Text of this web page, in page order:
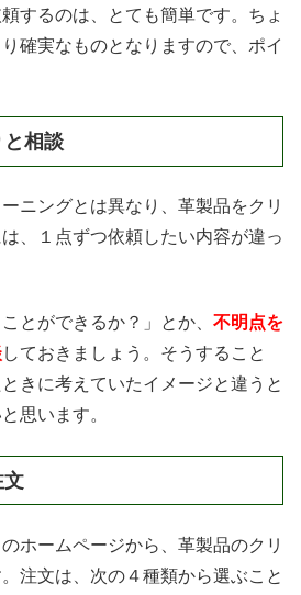
するのは、とても簡単です。ちょ
確実なものとなりますので、ポイ
相談
ニングとは異なり、革製品をクリ
、１点ずつ依頼したい内容が違っ
とができるか？」とか、 不明点を
しておきましょう。そうすること
きに考えていたイメージと違うと
思います。
文
ホームページから、革製品のクリ
注文は、次の４種類から選ぶこと